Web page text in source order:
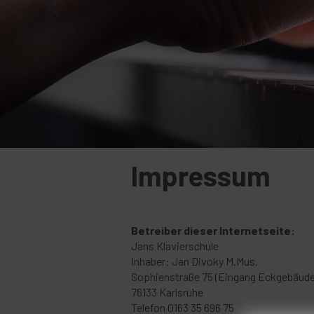
Impressum
Betreiber dieser Internetseite:
Jans Klavierschule
Inhaber: Jan Divoky M.Mus.
Sophienstraße 75 (Eingang
76133 Karlsruhe
Telefon 0163 35 696 75